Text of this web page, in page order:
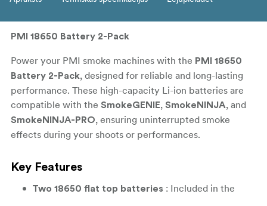
PMI 18650 Battery 2-Pack
Power your PMI smoke machines with the PMI 18650
Battery 2-Pack, designed for reliable and long-lasting
performance. These high-capacity Li-ion batteries are
compatible with the SmokeGENIE, SmokeNINJA, and
SmokeNINJA-PRO, ensuring uninterrupted smoke
effects during your shoots or performances.
Key Features
Two 18650 flat top batteries : Included in the